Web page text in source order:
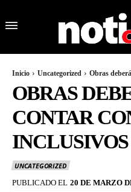
Inicio Uncategorized Obras
OBRAS
CONTAR
INCLUSIVOS
UNCATEGORIZED
PUBLICADO EL 20 DE MARZO